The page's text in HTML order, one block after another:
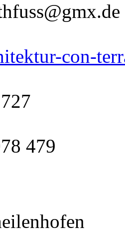
con-
479